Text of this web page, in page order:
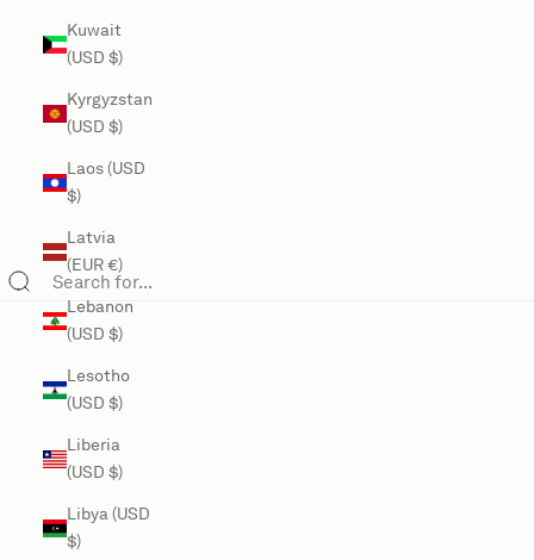
Kuwait
(USD $)
Kyrgyzstan
(USD $)
Laos (USD
$)
Latvia
(EUR €)
Lebanon
(USD $)
Lesotho
(USD $)
Liberia
(USD $)
Libya (USD
$)